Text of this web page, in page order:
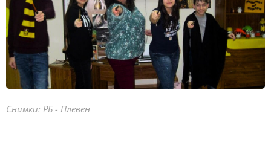
Снимки: РБ - Плевен